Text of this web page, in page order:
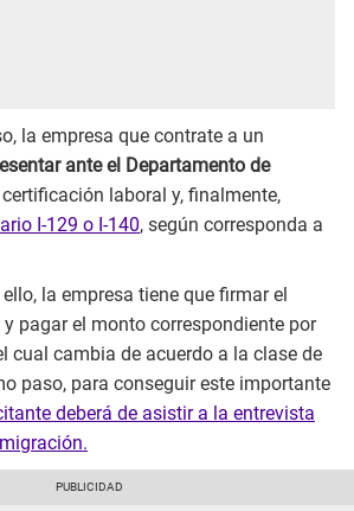
la empresa que contrate a un
ante el Departamento de
laboral y, finalmente,
I-129 o I-140, según corresponda a
la empresa tiene que firmar el
pagar el monto correspondiente por
cual cambia de acuerdo a la clase de
paso, para conseguir este importante
deberá de asistir a la entrevista